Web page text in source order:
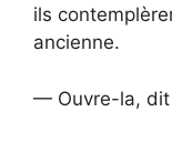
ils
ancienne.
— Ouvre-la, dit